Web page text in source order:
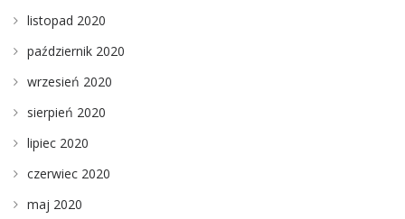
listopad 2020
październik 2020
wrzesień 2020
sierpień 2020
lipiec 2020
czerwiec 2020
maj 2020